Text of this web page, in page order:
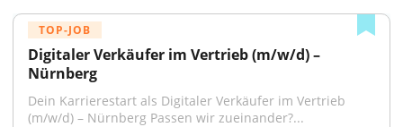
TOP-JOB
Digitaler Verkäufer im Vertrieb (m/w/d) –
Nürnberg
Dein Karrierestart als Digitaler Verkäufer im Vertrieb
(m/w/d) – Nürnberg Passen wir zueinander?...